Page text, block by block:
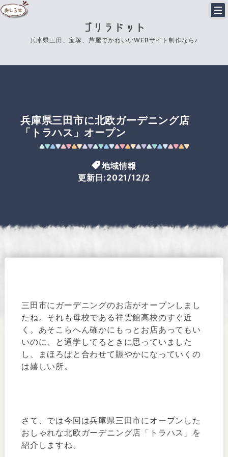
ゴリラドット
兵庫県三田、宝塚、芦屋でかわいいWEBサイト制作なら♪
兵庫県三田市に北欧ガーデニング店
「トラハス」オープン
地域情報
更新日:2021/12/2
三田市にガーデニングのお店がオープンしまし
たね。それも母校である祥雲館高校のすぐ近
く。あそこらへん確かにもっとお店あってもい
いのに、と通学してるときに思っていました
し、まほろばと合わせて賑やかになっていくの
は嬉しい所。
さて、では今回は兵庫県三田市にオープンした
おしゃれな北欧ガーデニング店「トラハス」を
紹介しますね。